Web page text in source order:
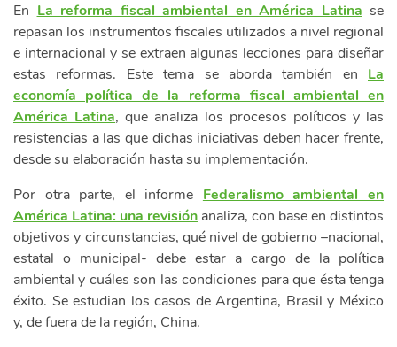
EnLa reforma fiscal ambiental en América Latinase
repasan los instrumentos fiscales utilizados a nivel regional
e internacional y se extraen algunas lecciones para diseñar
estas reformas. Este tema se aborda también en La
economía política de la reforma fiscal ambiental en
América Latina, que analiza los procesos políticos y las
resistencias a las que dichas iniciativas deben hacer frente,
desde su elaboración hasta su implementación.
Por otra parte, el informeFederalismo ambiental en
América Latina: una revisión analiza, con base en distintos
objetivos y circunstancias, qué nivel de gobierno –nacional,
estatal o municipal- debe estar a cargo de la política
ambiental y cuáles son las condiciones para que ésta tenga
éxito. Se estudian los casos de Argentina, Brasil y México
y, de fuera de la región, China.